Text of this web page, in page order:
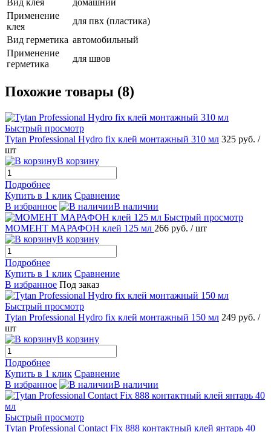
Вид клея
домашний
Применение
клея
для пвх (пластика)
Вид герметика автомобильный
Применение
герметика
для швов
Похожие товары (8)
Быстрый просмотр
Tytan Professional Hydro fix клей монтажный 310 мл 325 руб. /
шт
В корзину
Подробнее
Купить в 1 клик Сравнение
В избранное
В наличии
Быстрый просмотр
МОМЕНТ МАРАФОН клей 125 мл 266 руб. / шт
В корзину
Подробнее
Купить в 1 клик Сравнение
В избранное Под заказ
Быстрый просмотр
Tytan Professional Hydro fix клей монтажный 150 мл 249 руб. /
шт
В корзину
Подробнее
Купить в 1 клик Сравнение
В избранное
В наличии
Быстрый просмотр
Tytan Professional Contact Fix 888 контактный клей янтарь 40